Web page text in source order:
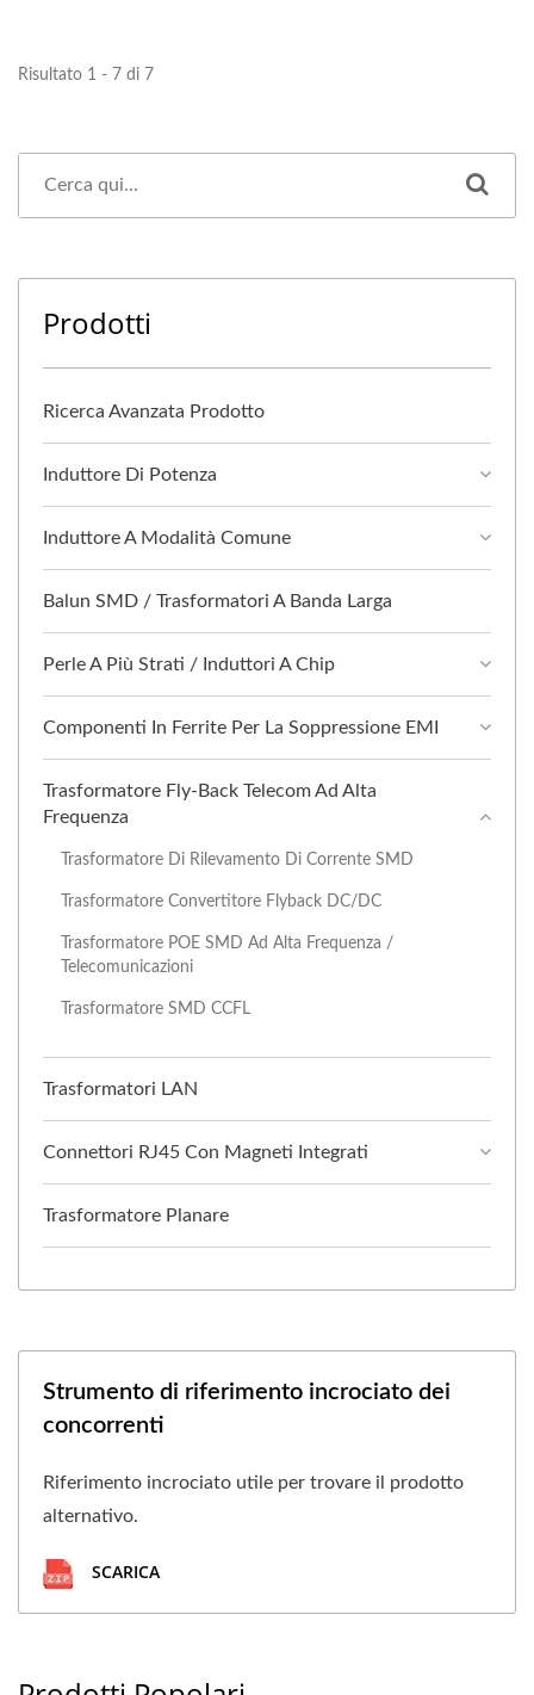
Risultato 1 - 7 di 7
Prodotti
Ricerca Avanzata Prodotto
Induttore Di Potenza
Induttore A Modalità Comune
Balun SMD / Trasformatori A Banda Larga
Perle A Più Strati / Induttori A Chip
Componenti In Ferrite Per La Soppressione EMI
Trasformatore Fly-Back Telecom Ad Alta
Frequenza
Trasformatore Di Rilevamento Di Corrente SMD
Trasformatore Convertitore Flyback DC/DC
Trasformatore POE SMD Ad Alta Frequenza /
Telecomunicazioni
Trasformatore SMD CCFL
Trasformatori LAN
Connettori RJ45 Con Magneti Integrati
Trasformatore Planare
Strumento di riferimento incrociato dei
concorrenti
Riferimento incrociato utile per trovare il prodotto
alternativo.
SCARICA